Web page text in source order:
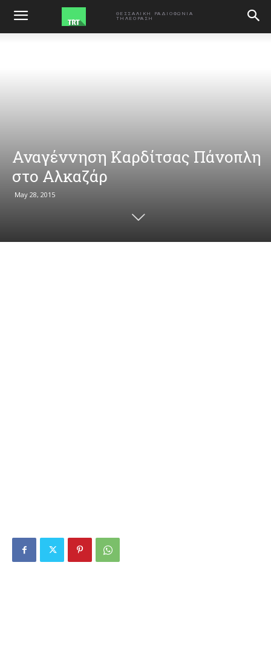
ΘΕΣΣΑΛΙΚΗ ΡΑΔΙΟΦΩΝΙΑ
ΤΗΛΕΟΡΑΣΗ
ΑΡΧΙΚΗ
Αναγέννηση Καρδίτσας Πάνοπλη
στο Αλκαζάρ
May 28, 2015